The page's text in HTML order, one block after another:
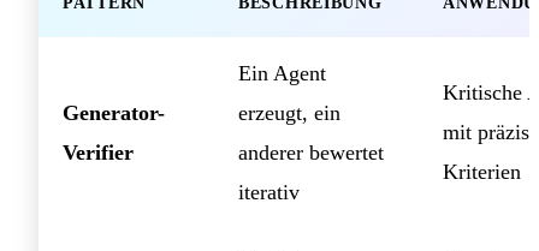
Generator-
Verifier
Ein Agent
erzeugt, ein
anderer bewertet
iterativ
Kritische
mit
Kriterien